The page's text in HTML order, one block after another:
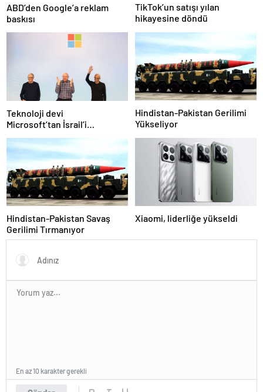
ABD’den Google’a reklam
baskısı
TikTok’un satışı yılan
hikayesine döndü
Teknoloji devi
Microsoft’tan İsrail’i
sevindirecek haber
Hindistan-Pakistan Gerilimi
Yükseliyor
Hindistan-Pakistan Savaş
Gerilimi Tırmanıyor
Xiaomi, liderliğe yükseldi
En az 10 karakter gerekli